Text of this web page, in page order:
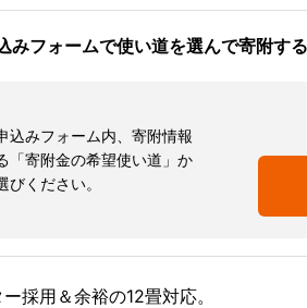
みフォームで使い道を選んで寄附する
込みフォーム内、寄附情報
「寄附金の希望使い道」か
びください。
採用＆余裕の12畳対応。